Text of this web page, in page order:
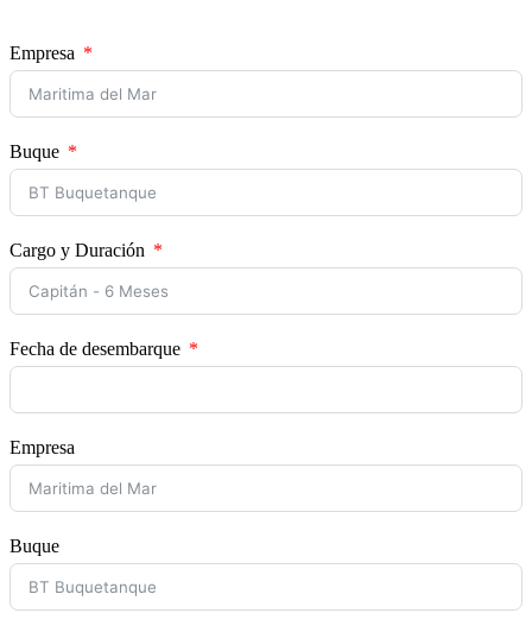
Empresa
Buque
Cargo y Duración
Fecha de desembarque
Empresa
Buque